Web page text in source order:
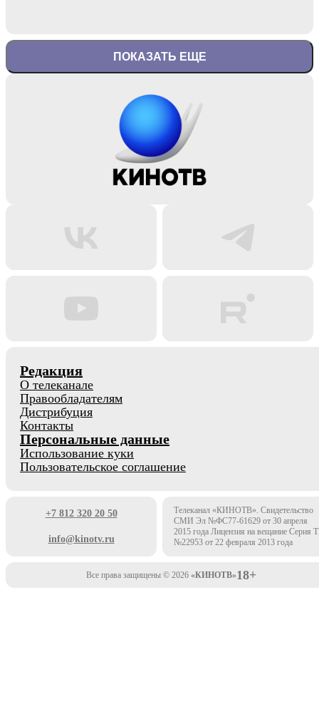
ПОКАЗАТЬ ЕЩЕ
Редакция
О телеканале
Правообладателям
Дистрибуция
Контакты
Персональные данные
Использование куки
Пользовательское соглашение
+7 812 320 20 50
info@kinotv.ru
Телеканал «КИНОТВ». Свидетельство
СМИ Эл №ФС77-61629 от 30 апреля
2015 года Лицензия на вещание Серия
№22953 от 22 февраля 2013 года
Все права защищены © 2026 «КИНОТВ»18+